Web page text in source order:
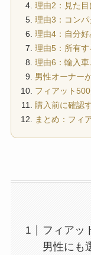
理由2：見た
理由3：コン
理由4：自分
理由5：所有
理由6：輸入
男性オーナー
フィアット
購入前に確認
まとめ：フィ
フィアッ
男性にも